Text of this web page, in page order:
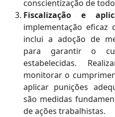
conscientização de
Fiscalização e
implementação eficaz
inclui a adoção de
para garantir o
estabelecidas.
monitorar o
aplicar punições
são medidas
de ações trabalhistas.